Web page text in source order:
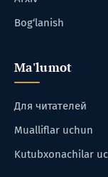
Bog‘lanish
Ma'lumot
Для читателей
Mualliflar uchun
Kutubxonachilar